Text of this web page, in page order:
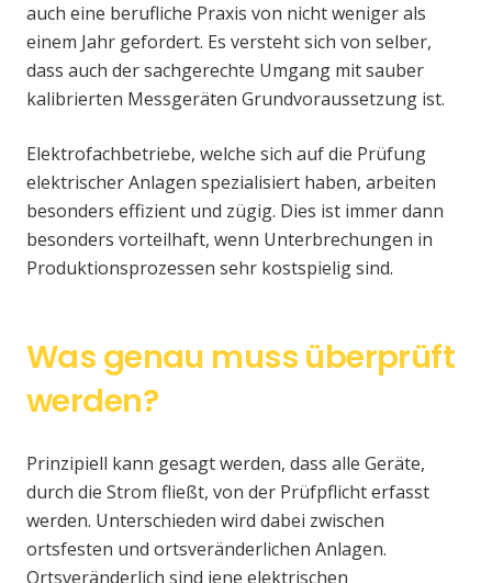
auch eine berufliche Praxis von nicht weniger als
einem Jahr gefordert. Es versteht sich von selber,
dass auch der sachgerechte Umgang mit sauber
kalibrierten Messgeräten Grundvoraussetzung ist.
Elektrofachbetriebe, welche sich auf die Prüfung
elektrischer Anlagen spezialisiert haben, arbeiten
besonders effizient und zügig. Dies ist immer dann
besonders vorteilhaft, wenn Unterbrechungen in
Produktionsprozessen sehr kostspielig sind.
Was genau muss überprüft
werden?
Prinzipiell kann gesagt werden, dass alle Geräte,
durch die Strom fließt, von der Prüfpflicht erfasst
werden. Unterschieden wird dabei zwischen
ortsfesten und ortsveränderlichen Anlagen.
Ortsveränderlich sind jene elektrischen